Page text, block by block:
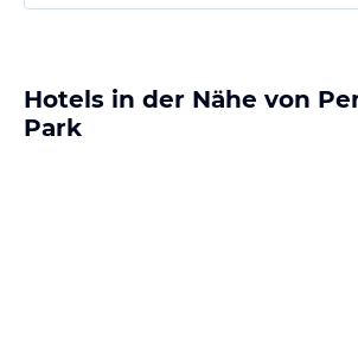
Hotels in der Nähe von
Park